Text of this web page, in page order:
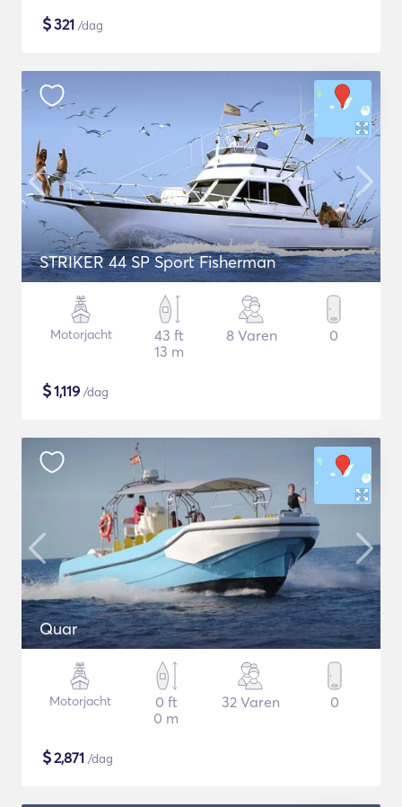
$321 /dag
STRIKER 44 SP Sport Fisherman
Motorjacht
43 ft
13 m
8 Varen 0
$1,119 /dag
Quar
Motorjacht
0 ft
0 m
32 Varen 0
$2,871 /dag